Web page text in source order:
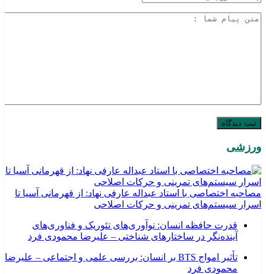
ورزشی
مصاحبه اختصاصی با استاد عبداله عارفی نهاد: از قهرمانی آسیا تا
اسرار سیستم‌های تمرینی و حرکات اصلاحی
قدرت حافظه انسان: نوآوری‌های تئوریک و فناوری‌های
آینده‌نگر در ساختارهای شناختی – علیرضا محمودی فرد
تأثیر امواج BTS بر انسان: بررسی علمی و اجتماعی – علیرضا
محمودی فرد